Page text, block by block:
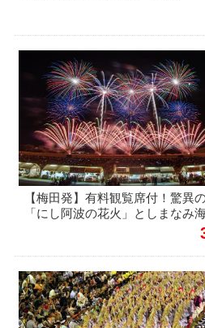
【梅田発】有料観覧席付！驚異
「にし阿波の花火」としまなみ